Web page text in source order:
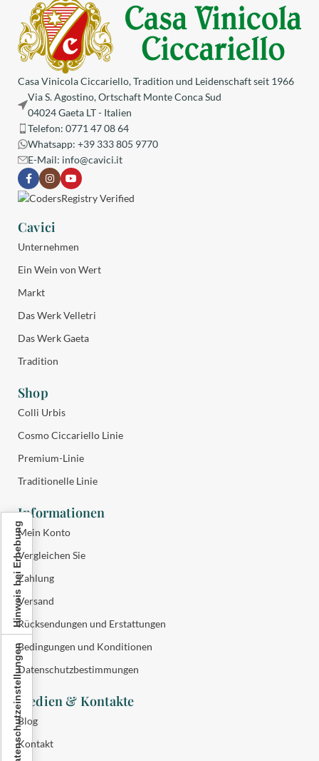
Casa Vinicola Ciccariello, Tradition und Leidenschaft seit 1966
Via S. Agostino, Ortschaft Monte Conca Sud
04024 Gaeta LT - Italien
Telefon: 0771 47 08 64
Whatsapp: +39 333 805 9770
E-Mail: info@cavici.it
Cavici
Unternehmen
Ein Wein von Wert
Markt
Das Werk Velletri
Das Werk Gaeta
Tradition
Shop
Colli Urbis
Cosmo Ciccariello Linie
Premium-Linie
Traditionelle Linie
Informationen
Mein Konto
Vergleichen Sie
Zahlung
Versand
Rücksendungen und Erstattungen
Bedingungen und Konditionen
Datenschutzbestimmungen
Medien & Kontakte
Blog
Kontakt
Ihre Datenschutzeinstellungen
Hinweis bei Erhebung